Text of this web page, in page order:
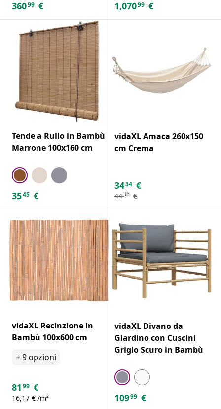
36099 € 1,07099 €
Tende a Rullo in Bambù
Marrone 100x160 cm
3545 €
vidaXL Amaca 260x150
cm Crema
3434 €
4436 €
vidaXL Recinzione in
Bambù 100x600 cm
+9opzioni
81 99 €
16,17 € /m²
vidaXL Divano da
Giardino con Cuscini
Grigio Scuro in Bambù
10999 €